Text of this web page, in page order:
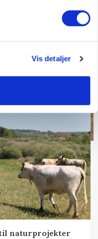
Vis detaljer
Sådan
til naturprojekter